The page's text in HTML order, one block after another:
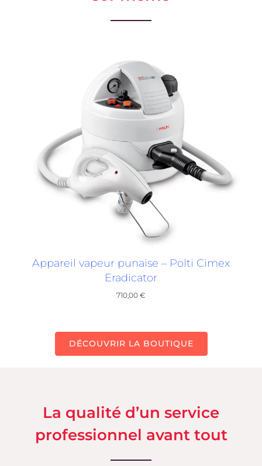
Appareil vapeur punaise – Polti Cimex
Eradicator
710,00€
DÉCOUVRIR LA BOUTIQUE
La qualité d’un service
professionnel avant tout